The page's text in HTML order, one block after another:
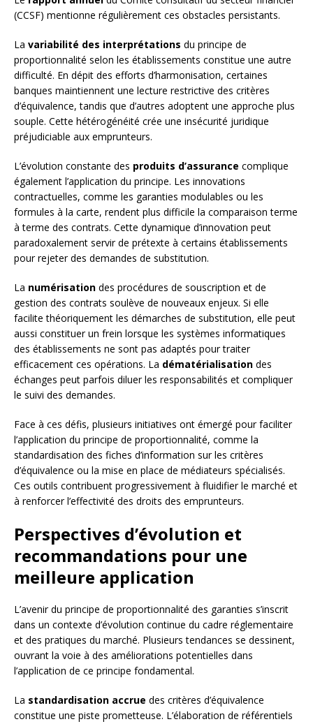
(CCSF) mentionne régulièrement ces obstacles persistants.
La variabilité des interprétations du principe de
proportionnalité selon les établissements constitue une autre
difficulté. En dépit des efforts d’harmonisation, certaines
banques maintiennent une lecture restrictive des critères
d’équivalence, tandis que d’autres adoptent une approche plus
souple. Cette hétérogénéité crée une insécurité juridique
préjudiciable aux emprunteurs.
L’évolution constante des produits d’assurance complique
également l’application du principe. Les innovations
contractuelles, comme les garanties modulables ou les
formules à la carte, rendent plus difficile la comparaison terme
à terme des contrats. Cette dynamique d’innovation peut
paradoxalement servir de prétexte à certains établissements
pour rejeter des demandes de substitution.
La numérisation des procédures de souscription et de
gestion des contrats soulève de nouveaux enjeux. Si elle
facilite théoriquement les démarches de substitution, elle peut
aussi constituer un frein lorsque les systèmes informatiques
des établissements ne sont pas adaptés pour traiter
efficacement ces opérations. La dématérialisation des
échanges peut parfois diluer les responsabilités et compliquer
le suivi des demandes.
Face à ces défis, plusieurs initiatives ont émergé pour faciliter
l’application du principe de proportionnalité, comme la
standardisation des fiches d’information sur les critères
d’équivalence ou la mise en place de médiateurs spécialisés.
Ces outils contribuent progressivement à fluidifier le marché et
à renforcer l’effectivité des droits des emprunteurs.
Perspectives d’évolution et
recommandations pour une
meilleure application
L’avenir du principe de proportionnalité des garanties s’inscrit
dans un contexte d’évolution continue du cadre réglementaire
et des pratiques du marché. Plusieurs tendances se dessinent,
ouvrant la voie à des améliorations potentielles dans
l’application de ce principe fondamental.
La standardisation accrue des critères d’équivalence
constitue une piste prometteuse. L’élaboration de référentiels